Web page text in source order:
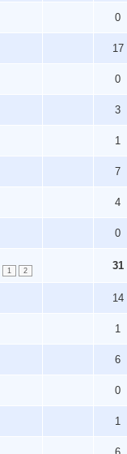
0
17
0
3
1
7
4
0
1 2 31
14
1
6
0
1